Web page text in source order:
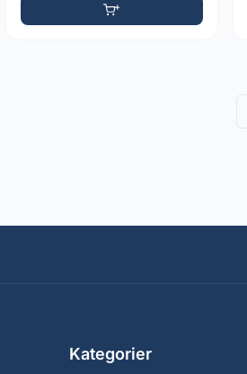
Kategorier